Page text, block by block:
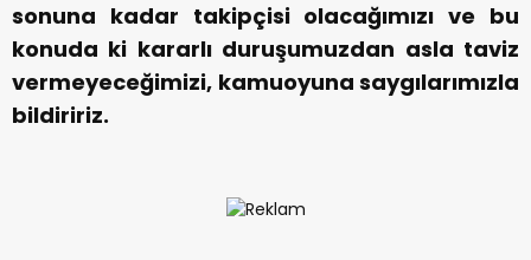
sonuna kadar takipçisi olacağımızı ve bu
konuda ki kararlı duruşumuzdan asla taviz
vermeyeceğimizi, kamuoyuna saygılarımızla
bildiririz.